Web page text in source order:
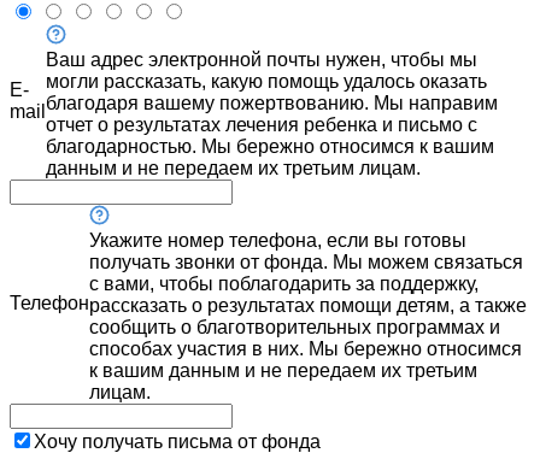
E-
mail
Ваш адрес электронной почты нужен, чтобы мы
могли рассказать, какую помощь удалось оказать
благодаря вашему пожертвованию. Мы направим
отчет о результатах лечения ребенка и письмо с
благодарностью. Мы бережно относимся к вашим
данным и не передаем их третьим лицам.
Телефон
Укажите номер телефона, если вы готовы
получать звонки от фонда. Мы можем связаться
с вами, чтобы поблагодарить за поддержку,
рассказать о результатах помощи детям, а также
сообщить о благотворительных программах и
способах участия в них. Мы бережно относимся
к вашим данным и не передаем их третьим
лицам.
Хочу получать письма от фонда